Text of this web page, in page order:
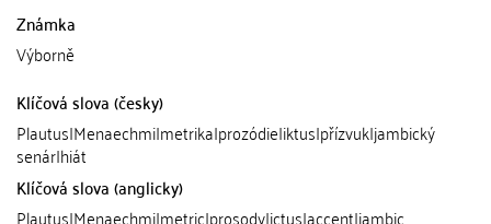
Známka
Výborně
Klíčová slova (česky)
Plautus|Menaechmi|metrika|prozódie|iktus|přízvuk|jambický
senár|hiát
Klíčová slova (anglicky)
Plautus|Menaechmi|metric|prosody|ictus|accent|iambic